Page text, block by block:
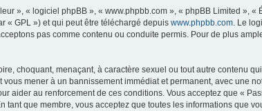
», « logiciel phpBB », « www.phpbb.com », « phpBB Limited »,
« GPL ») et qui peut être téléchargé depuis www.phpbb.com. Le
pas comme contenu ou conduite permis. Pour de plus
choquant, menaçant, à caractère sexuel ou tout autre contenu
mener à un bannissement immédiat et permanent, avec une
aider au renforcement de ces conditions. Vous acceptez que «
que membre, vous acceptez que toutes les informations que